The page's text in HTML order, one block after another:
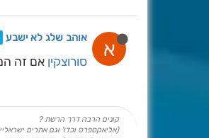
א אוהב שלג לא ישבע
סורוצקין אם זה
קונים הרבה דרך הרשת ?
(אליאקספרס וכדו' וגם אתרים